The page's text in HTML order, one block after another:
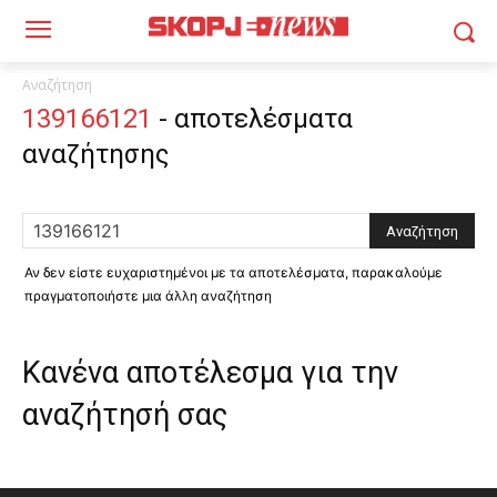
Αναζήτηση
139166121 - αποτελέσματα
αναζήτησης
Αν δεν είστε ευχαριστημένοι με τα αποτελέσματα, παρακαλούμε
πραγματοποιήστε μια άλλη αναζήτηση
Κανένα αποτέλεσμα για την
αναζήτησή σας